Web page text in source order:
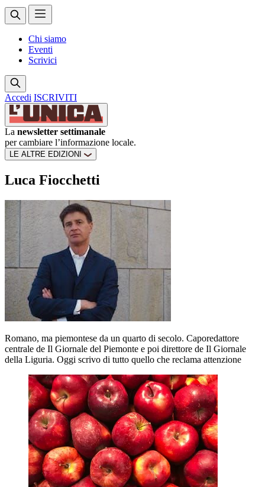
Chi siamo
Eventi
Scrivici
Accedi ISCRIVITI
La newsletter settimanale
per cambiare l’informazione locale.
LE ALTRE EDIZIONI
Luca Fiocchetti
Romano, ma piemontese da un quarto di secolo. Caporedattore
centrale de Il Giornale del Piemonte e poi direttore de Il Giornale
della Liguria. Oggi scrivo di tutto quello che reclama attenzione